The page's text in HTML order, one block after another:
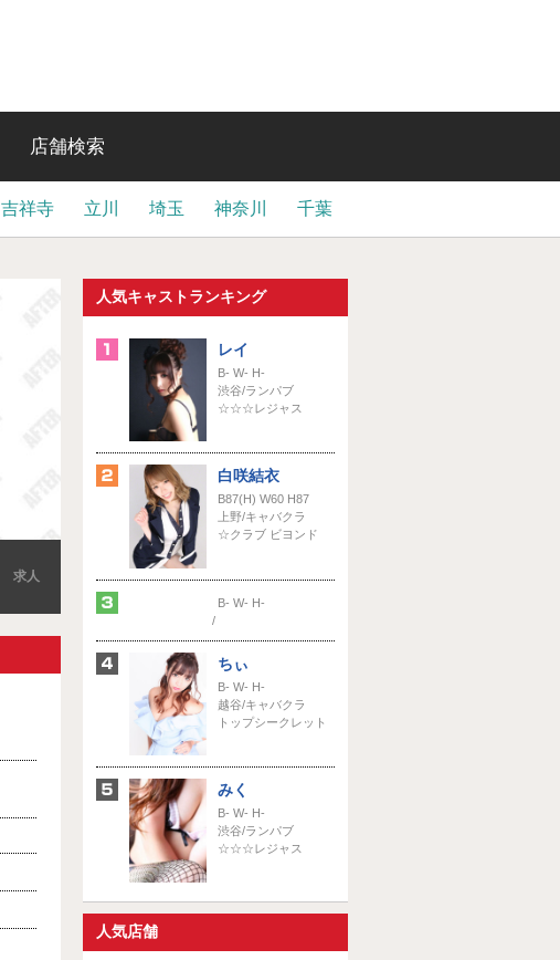
店舗検索
吉祥寺 立川 埼玉 神奈川 千葉
求人
人気キャストランキング
レイ
B- W- H-
渋谷/ランパブ
☆☆☆レジャス
白咲結衣
B87(H) W60 H87
上野/キャバクラ
☆クラブ ビヨンド
B- W- H-
/
ちぃ
B- W- H-
越谷/キャバクラ
トップシークレット
みく
B- W- H-
渋谷/ランパブ
☆☆☆レジャス
人気店舗